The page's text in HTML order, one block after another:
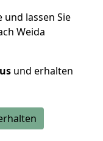
lassen Sie
Weida
und erhalten